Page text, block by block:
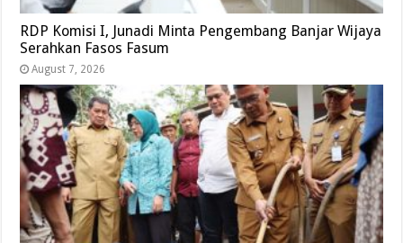
RDP Komisi I, Junadi Minta Pengembang Banjar Wijaya
Serahkan Fasos Fasum
August 7, 2026